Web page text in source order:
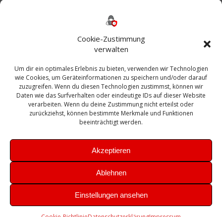
Cookie-Zustimmung
verwalten
Um dir ein optimales Erlebnis zu bieten, verwenden wir Technologien
wie Cookies, um Geräteinformationen zu speichern und/oder darauf
zuzugreifen. Wenn du diesen Technologien zustimmst, können wir
Daten wie das Surfverhalten oder eindeutige IDs auf dieser Website
verarbeiten. Wenn du deine Zustimmung nicht erteilst oder
zurückziehst, können bestimmte Merkmale und Funktionen
beeinträchtigt werden.
Akzeptieren
Ablehnen
Einstellungen ansehen
Bautagebuch
Exchange firewall Fritzbox
Microsoft
Sanierung SBS Security Server Sicherheit
Sicherung SIEM Sophos SSL Ubuntu
Update Upgrade UTM VCenter VCSA Veeam
VMWare VPN WAZUH Windows
Zertifikat
Theme